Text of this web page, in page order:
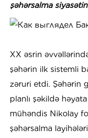
şəhərsalma
XX əsrin
şəhərin ilk sistemli
zəruri etdi. Şəhərin
planlı şəkildə
mühəndis Nikolay
şəhərsalma